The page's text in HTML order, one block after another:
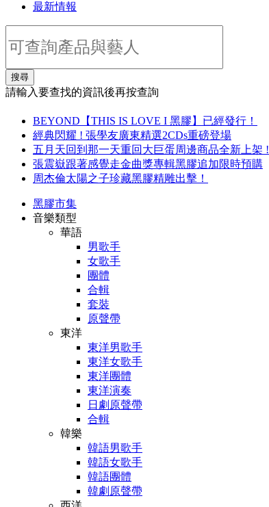
最新情報
搜尋
請輸入要查找的資訊後再按查詢
BEYOND【THIS IS LOVE I 黑膠】已經發行！
經典閃耀 ! 張學友廣東精選2CDs重磅登場
五月天回到那一天重回大巨蛋周邊商品全新上架 !
張震嶽跟著感覺走金曲獎專輯黑膠追加限時預購
周杰倫太陽之子珍藏黑膠精雕出擊！
黑膠市集
音樂類型
華語
男歌手
女歌手
團體
合輯
套裝
原聲帶
東洋
東洋男歌手
東洋女歌手
東洋團體
東洋演奏
日劇原聲帶
合輯
韓樂
韓語男歌手
韓語女歌手
韓語團體
韓劇原聲帶